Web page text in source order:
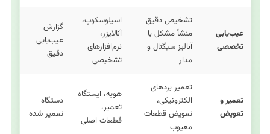
عیب‌یابی
تخصصی
تشخیص دقیق
منشأ مشکل با
آنالیز سیگنال و
مدار
اسیلوسکوپ،
آنالایزر،
نرم‌افزارهای
تشخیصی
گزارش
عیب‌یابی
دقیق
تعمیر و
تعویض
تعمیر بردهای
الکترونیکی،
تعویض قطعات
معیوب
هویه، ایستگاه
تعمیر،
قطعات اصلی
دستگاه
تعمیر شده